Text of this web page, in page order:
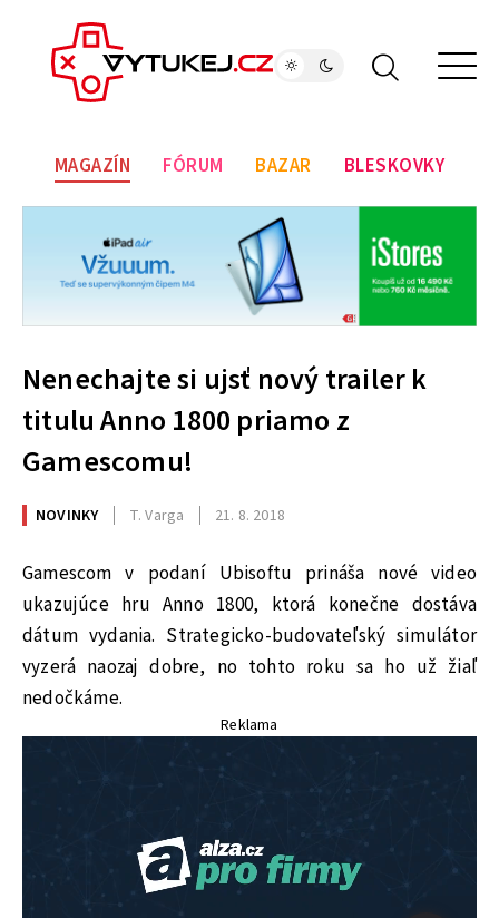
MAGAZÍN FÓRUM BAZAR BLESKOVKY
Nenechajte si ujsť nový trailer k
titulu Anno 1800 priamo z
Gamescomu!
NOVINKY T. Varga 21. 8. 2018
Gamescom v podaní Ubisoftu prináša nové video
ukazujúce hru Anno 1800, ktorá konečne dostáva
dátum vydania. Strategicko-budovateľský simulátor
vyzerá naozaj dobre, no tohto roku sa ho už žiaľ
nedočkáme.
Reklama